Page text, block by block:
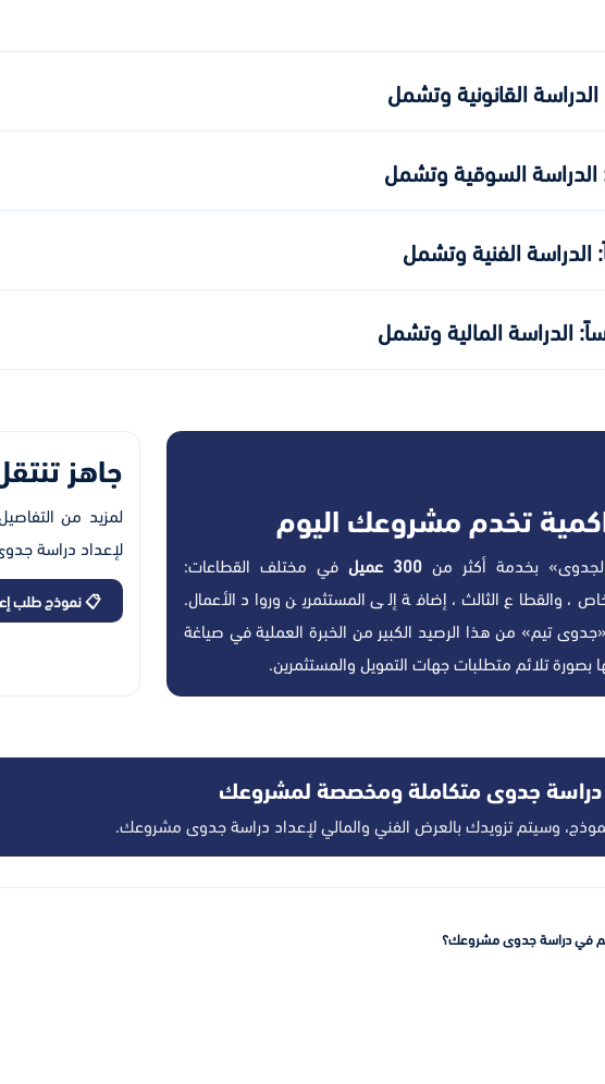
الدراسة القانونية وتشمل
الدراسة السوقية وتشمل
الدراسة الفنية وتشمل
الدراسة المالية وتشمل
تخدم مشروعك اليوم
بخدمة أكثر من 300 عميل
في مختلف القطاعات:
والقطاع الثالث، إضافة إلى المستثمرين ورواد الأعمال.
تيم» من هذا الرصيد الكبير من الخبرة العملية في صياغة
بصورة تلائم متطلبات جهات التمويل والمستثمرين.
جاهز
لمزيد من
لإعداد دراسة
📋 نموذج طلب
جدوى متكاملة ومخصصة لمشروعك
وسيتم تزويدك بالعرض الفني والمالي لإعداد دراسة جدوى مشروعك.
في دراسة جدوى مشروعك؟